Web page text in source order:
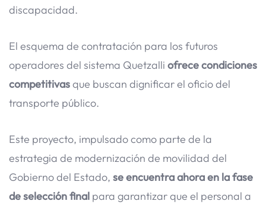
discapacidad.
El esquema de contratación para los futuros
operadores del sistema Quetzalli ofrece condiciones
competitivasque buscan dignificar el oficio del
transporte público.
Este proyecto, impulsado como parte de la
estrategia de modernización de movilidad del
Gobierno del Estado, se encuentra ahora en la fase
de selección final para garantizar que el personal a